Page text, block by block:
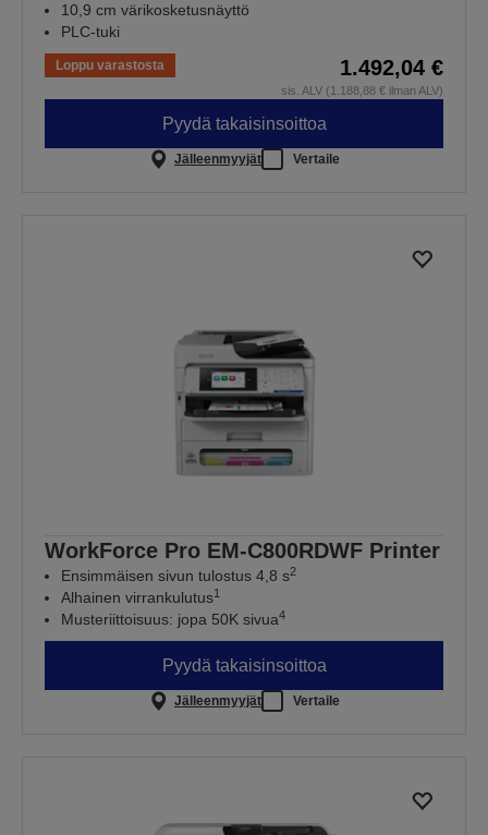
10,9 cm värikosketusnäyttö
PLC-tuki
Loppu varastosta 1.492,04 €
sis. ALV (1.188,88 € ilman ALV)
Pyydä takaisinsoittoa
Jälleenmyyjät Vertaile
WorkForce Pro EM-C800RDWF Printer
Ensimmäisen sivun tulostus 4,8 s2
Alhainen virrankulutus1
Musteriittoisuus: jopa 50K sivua4
Pyydä takaisinsoittoa
Jälleenmyyjät Vertaile